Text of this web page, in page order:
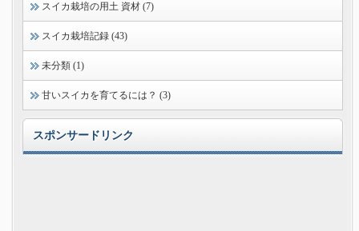
スイカ栽培の用土 資材 (7)
スイカ栽培記録 (43)
未分類 (1)
甘いスイカを育てるには？ (3)
スポンサードリンク